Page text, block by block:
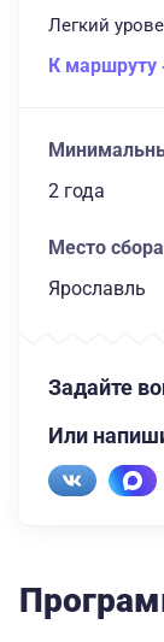
Легкий
К маршруту
2 года
Место
Ярославль
Задайте
Или